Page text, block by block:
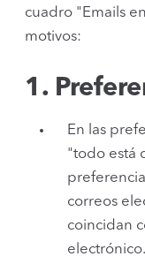
cuadro "Emails
motivos:
1.
En las
"todo está
correos
coincidan